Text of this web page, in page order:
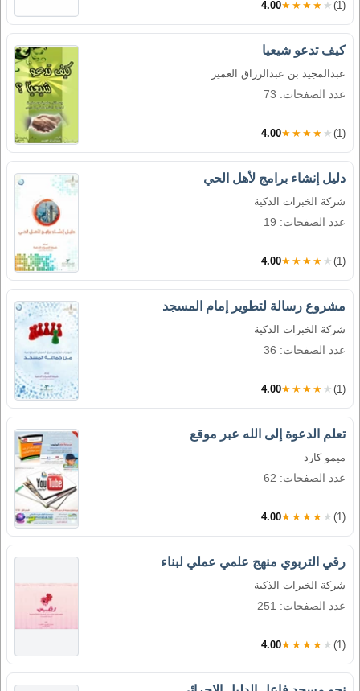
4.00★★★★★ (1)
كيف تدعو شيعيا
عبدالمجيد بن عبدالرزاق العمير
عدد الصفحات: 73
4.00★★★★★ (1)
دليل إنشاء برامج لأهل الحي
شركة الخبرات الذكية
عدد الصفحات: 19
4.00★★★★★ (1)
مشروع رسالة لتطوير إمام المسجد
شركة الخبرات الذكية
عدد الصفحات: 36
4.00★★★★★ (1)
تعلم الدعوة إلى الله عبر موقع
ميمو كارد
عدد الصفحات: 62
4.00★★★★★ (1)
رقي التربوي منهج علمي عملي لبناء
شركة الخبرات الذكية
عدد الصفحات: 251
4.00★★★★★ (1)